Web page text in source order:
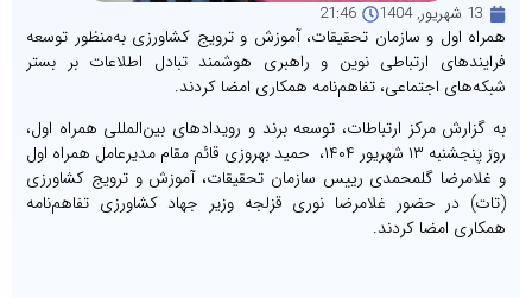
13 شهریور, 1404 21:46
همراه اول و سازمان تحقیقات، آموزش و ترویج کشاورزی به‌منظور توسعه
فرایندهای ارتباطی نوین و راهبری هوشمند تبادل اطلاعات بر بستر
شبکه‌های اجتماعی، تفاهم‌نامه همکاری امضا کردند.
به گزارش مرکز ارتباطات، توسعه برند و رویدادهای بین‌المللی همراه اول،
روز پنجشنبه ۱۳ شهریور ۱۴۰۴، حمید بهروزی قائم مقام مدیرعامل همراه اول
و غلامرضا گلمحمدی رییس سازمان تحقیقات، آموزش و ترویج کشاورزی
(تات) در حضور غلامرضا نوری قزلجه وزیر جهاد کشاورزی تفاهم‌نامه
همکاری امضا کردند.